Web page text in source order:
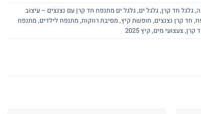
,גלגל חד קרן,גלגל ים,גלגל ים מתנפח חד קרן עם נצנצים – עיצוב
, חד קרן נצנצים, חופשת קיץ,מסיבת רווקות,מתנפח לילדים,מתנפח
קרן,צעצועי מים, קיץ 2025